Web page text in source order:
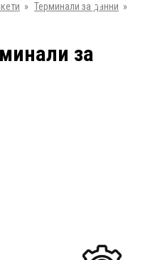
от
» Терминали за данни »
за